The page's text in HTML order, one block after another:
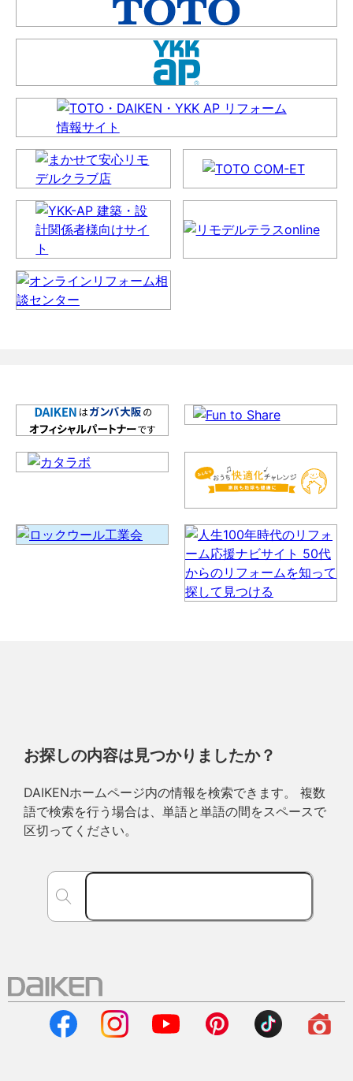
お探しの内容は見つかりましたか？
DAIKENホームページ内の情報を検索できます。 複数
語で検索を行う場合は、単語と単語の間をスペースで
区切ってください。